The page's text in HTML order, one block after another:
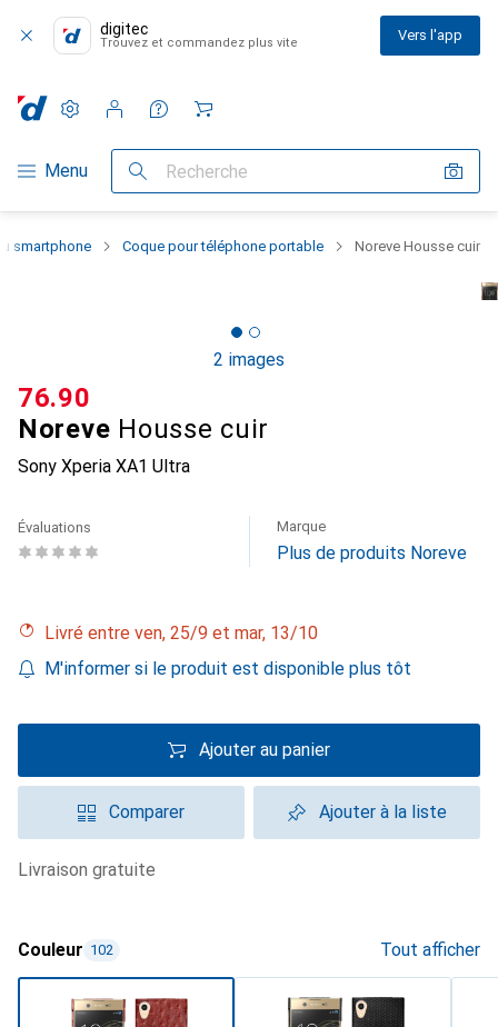
digitec
Trouvez et commandez plus vite Vers l'app
Navigation par catégorie
Menu Recherche
Paramètres
Compte client
Listes de comparaison
Listes d'envies
Panier
smartphone Coque pour téléphone portable Noreve Housse cuir
2 images
Noreve Housse cuir
Sony Xperia XA1 Ultra
CHF
76.90
Évaluations Marque
Plus de produits Noreve
Livré entre ven, 25/9 et mar, 13/10
M'informer si le produit est disponible plus tôt
Ajouter au panier
Comparer Ajouter à la liste
livraison gratuite
Couleur 102 Tout afficher